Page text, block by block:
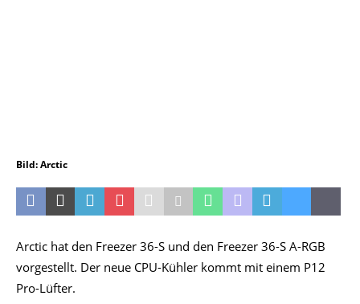
Bild: Arctic
Arctic hat den Freezer 36-S und den Freezer 36-S A-RGB
vorgestellt. Der neue CPU-Kühler kommt mit einem P12
Pro-Lüfter.